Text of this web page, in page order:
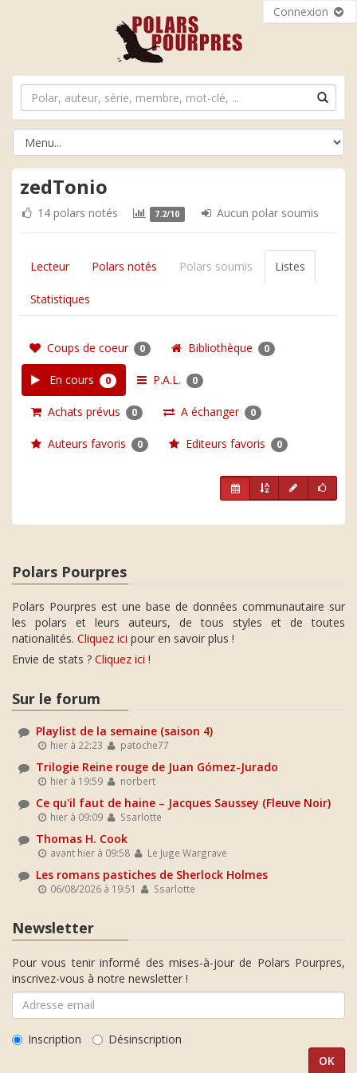
Connexion
zedTonio
14 polars notés 7.2/10 Aucun polar soumis
Lecteur Polars notés Polars soumis Listes
Statistiques
Coups de coeur 0 Bibliothèque 0
En cours 0 P.A.L. 0
Achats prévus 0 A échanger 0
Auteurs favoris 0 Editeurs favoris 0
Polars Pourpres
Polars Pourpres est une base de données communautaire sur
les polars et leurs auteurs, de tous styles et de toutes
nationalités. Cliquez ici pour en savoir plus !
Envie de stats ? Cliquez ici !
Sur le forum
Playlist de la semaine (saison 4)
hier à 22:23 patoche77
Trilogie Reine rouge de Juan Gómez-Jurado
hier à 19:59 norbert
Ce qu'il faut de haine – Jacques Saussey (Fleuve Noir)
hier à 09:09 Ssarlotte
Thomas H. Cook
avant hier à 09:58 Le Juge Wargrave
Les romans pastiches de Sherlock Holmes
06/08/2026 à 19:51 Ssarlotte
Newsletter
Pour vous tenir informé des mises-à-jour de Polars Pourpres,
inscrivez-vous à notre newsletter !
Inscription Désinscription